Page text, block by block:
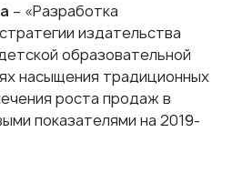
– «Разработка
издательства
образовательной
насыщения традиционных
роста продаж в
показателями на 2019-